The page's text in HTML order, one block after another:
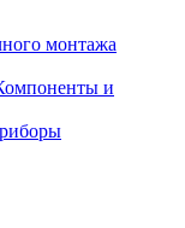
монтажа
и